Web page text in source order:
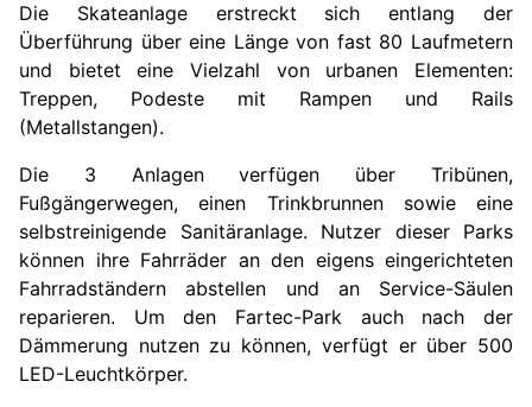
Die Skateanlage erstreckt sich entlang der
Überführung über eine Länge von fast 80 Laufmetern
und bietet eine Vielzahl von urbanen Elementen:
Treppen, Podeste mit Rampen und Rails
(Metallstangen).
Die 3 Anlagen verfügen über Tribünen,
Fußgängerwegen, einen Trinkbrunnen sowie eine
selbstreinigende Sanitäranlage. Nutzer dieser Parks
können ihre Fahrräder an den eigens eingerichteten
Fahrradständern abstellen und an Service-Säulen
reparieren. Um den Fartec-Park auch nach der
Dämmerung nutzen zu können, verfügt er über 500
LED-Leuchtkörper.